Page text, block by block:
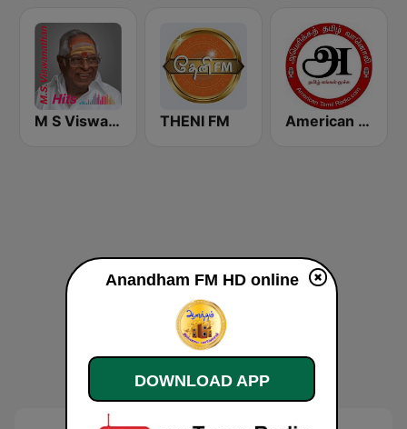
M S Viswanathan FM THENI FM American Tamil Radio
Anandham FM HD online
DOWNLOAD APP